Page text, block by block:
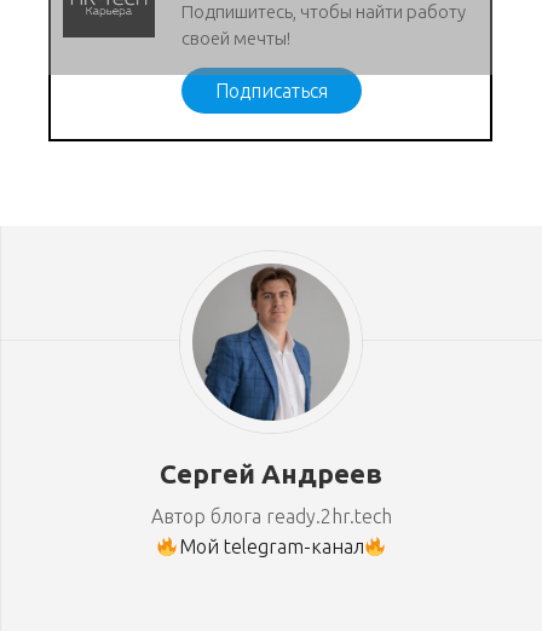
Подпишитесь, чтобы найти работу
своей мечты!
Подписаться
Сергей Андреев
Автор блога ready.2hr.tech
Мой telegram-канал